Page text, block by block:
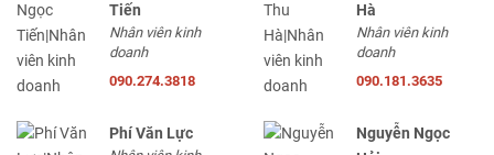
Tiến
Nhân viên kinh
doanh
090.274.3818
Hà
Nhân viên kinh
doanh
090.181.3635
Phí Văn Lực
Nguyễn Ngọc